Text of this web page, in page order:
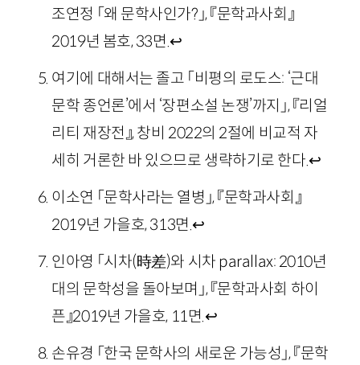
조연정 「왜 문학사인가?」, 『문학과사회』
2019년 봄호, 33면.↩
여기에 대해서는 졸고 「비평의 로도스: ‘근대
문학 종언론’에서 ‘장편소설 논쟁’까지」, 『리얼
리티 재장전』, 창비 2022의 2절에 비교적 자
세히 거론한 바 있으므로 생략하기로 한다.↩
이소연 「문학사라는 열병」, 『문학과사회』
2019년 가을호, 313면.↩
인아영 「시차(時差)와 시차 parallax: 2010년
대의 문학성을 돌아보며」, 『문학과사회 하이
픈』2019년 가을호, 11면.↩
손유경 「한국 문학사의 새로운 가능성」, 『문학